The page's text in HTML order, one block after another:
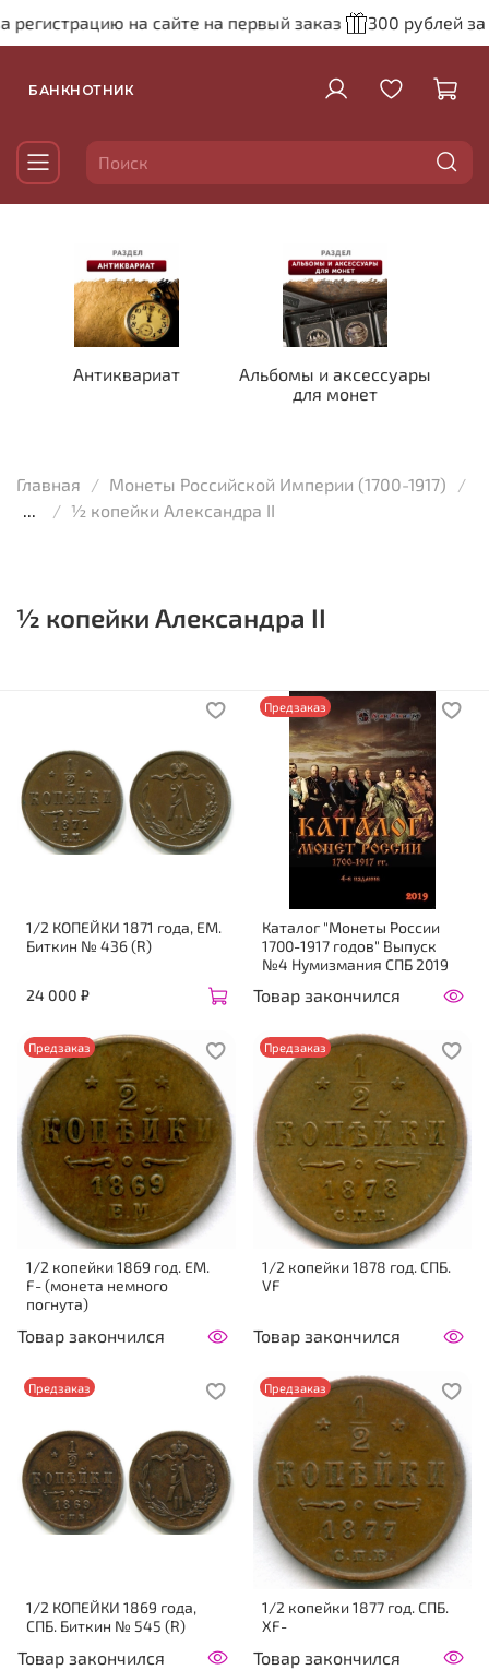
регистрацию на сайте на первый заказ 300 рублей за
БАНКНОТНИК
Антиквариат
Альбомы и аксессуары
для монет
Главная
Монеты Российской Империи (1700-1917)
...
½ копейки Александра II
½ копейки Александра II
1/2 КОПЕЙКИ 1871 года, ЕМ.
Биткин № 436 (R)
24 000 ₽
Предзаказ
Каталог "Монеты России
1700-1917 годов" Выпуск
№4 Нумизмания СПБ 2019
Товар закончился
Предзаказ
1/2 копейки 1869 год. ЕМ.
F- (монета немного
погнута)
Товар закончился
Предзаказ
1/2 копейки 1878 год. СПБ.
VF
Товар закончился
Предзаказ
1/2 КОПЕЙКИ 1869 года,
СПБ. Биткин № 545 (R)
Товар закончился
Предзаказ
1/2 копейки 1877 год. СПБ.
XF-
Товар закончился